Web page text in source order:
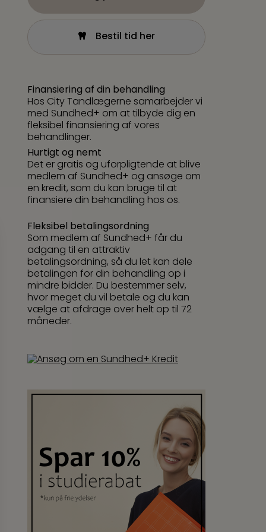
Bestil tid her
Finansiering af din behandling
Hos City Tandlægerne samarbejder vi
med Sundhed+ om at tilbyde dig en
fleksibel finansiering af vores
behandlinger.
Hurtigt og nemt
Det er gratis og uforpligtende at blive
medlem af Sundhed+ og ansøge om
en kredit, som du kan bruge til at
finansiere din behandling hos os.
Fleksibel betalingsordning
Som medlem af Sundhed+ får du
adgang til en attraktiv
betalingsordning, så du let kan dele
betalingen for din behandling op i
mindre bidder. Du bestemmer selv,
hvor meget du vil betale og du kan
vælge at afdrage over helt op til 72
måneder.